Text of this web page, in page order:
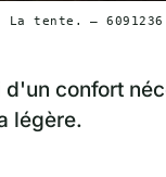
La tente. —
confort
légère.